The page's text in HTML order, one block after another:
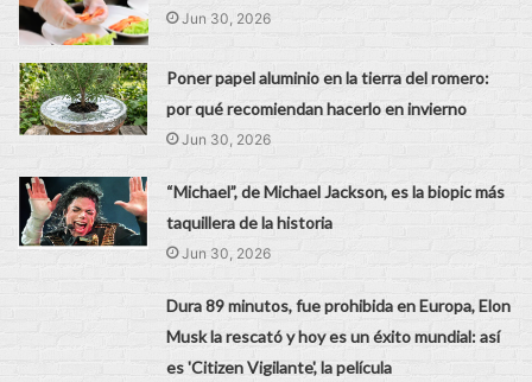
Jun 30, 2026
Poner papel aluminio en la tierra del romero:
por qué recomiendan hacerlo en invierno
Jun 30, 2026
“Michael”, de Michael Jackson, es la biopic más
taquillera de la historia
Jun 30, 2026
Dura 89 minutos, fue prohibida en Europa, Elon
Musk la rescató y hoy es un éxito mundial: así
es 'Citizen Vigilante', la película